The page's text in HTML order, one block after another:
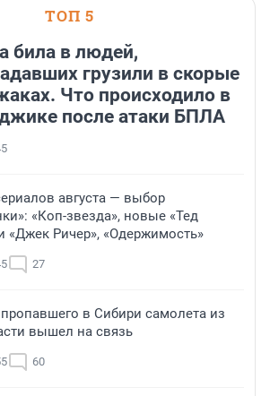
ТОП 5
била в людей,
грузили в скорые
Что происходило в
после атаки БПЛА
августа — выбор
«Коп-звезда», новые «Тед
«Джек Ричер», «Одержимость»
27
в Сибири самолета из
вышел на связь
60